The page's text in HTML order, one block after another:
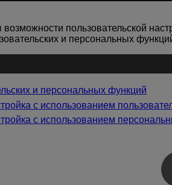
пользовательской
и персональных
и персональных функций
с использованием
с использованием